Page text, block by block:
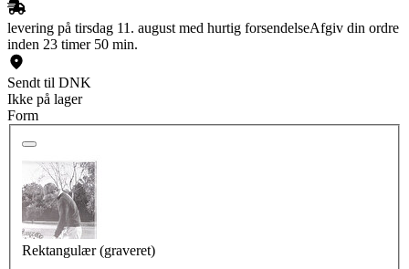
levering på tirsdag 11. august med hurtig forsendelseAfgiv din ordre
inden 23 timer 50 min.
Sendt til DNK
Ikke på lager
Form
Rektangulær (graveret)